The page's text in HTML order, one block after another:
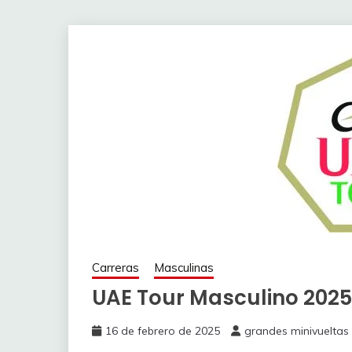
Carreras Masculinas
UAE Tour Masculino 2025
16 de febrero de 2025 grandes minivueltas